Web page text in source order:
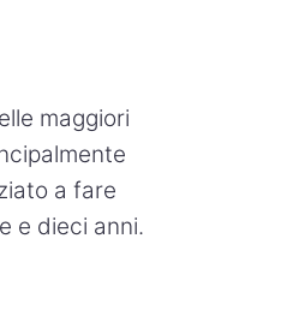
maggiori
a fare
e dieci anni.